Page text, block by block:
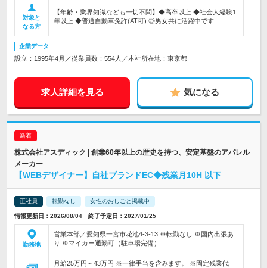
対象と
なる方
【年齢・業界知識なども一切不問】◆高卒以上 ◆社会人経験1
年以上 ◆普通自動車免許(AT可) ◎男女共に活躍中です
企業データ
設立：1995年4月／従業員数：554人／本社所在地：東京都
求人詳細を見る 気になる
株式会社アスディック | 創業60年以上の歴史を持つ、安定基盤のアパレル
メーカー
【WEBデザイナー】自社ブランドEC◆残業月10H 以下
正社員 転勤なし 女性のおしごと掲載中
情報更新日：2026/08/04 終了予定日：2027/01/25
勤務地
営業本部／愛知県一宮市花池4-3-13 ※転勤なし ※国内出張あ
り ※マイカー通勤可（駐車場完備）…
月給25万円～43万円 ※一律手当を含みます。 ※固定残業代